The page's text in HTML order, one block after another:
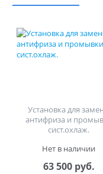
Установка для
антифриза и
сист.охлаж.
Нет в наличии
63 500 руб.